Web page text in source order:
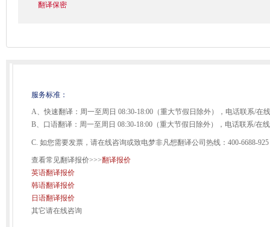
翻译保密
服务标准：
A、快速翻译：周一至周日 08:30-18:00（重大节假日除外），电话联系/在
B、口语翻译：周一至周日 08:30-18:00（重大节假日除外），电话联系/在
C. 如您需要发票，请在线咨询或致电梦非凡想翻译公司热线：400-6688-925
查看常见翻译报价>>>翻译报价
英语翻译报价
韩语翻译报价
日语翻译报价
其它请在线咨询